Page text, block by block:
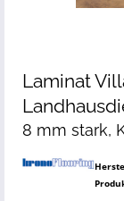
Laminat
8 mm stark,